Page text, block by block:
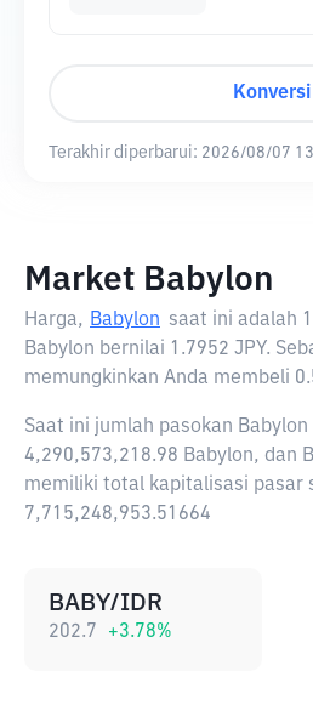
Konversi
Terakhir diperbarui: 2026/08/07
Market Babylon
Harga, Babylon saat ini adalah
Babylon bernilai 1.7952 JPY.
memungkinkan Anda membeli
Saat ini jumlah pasokan
4,290,573,218.98 Babylon, dan
memiliki total kapitalisasi pasar
7,715,248,953.51664
BABY/IDR
202.7 +3.78%